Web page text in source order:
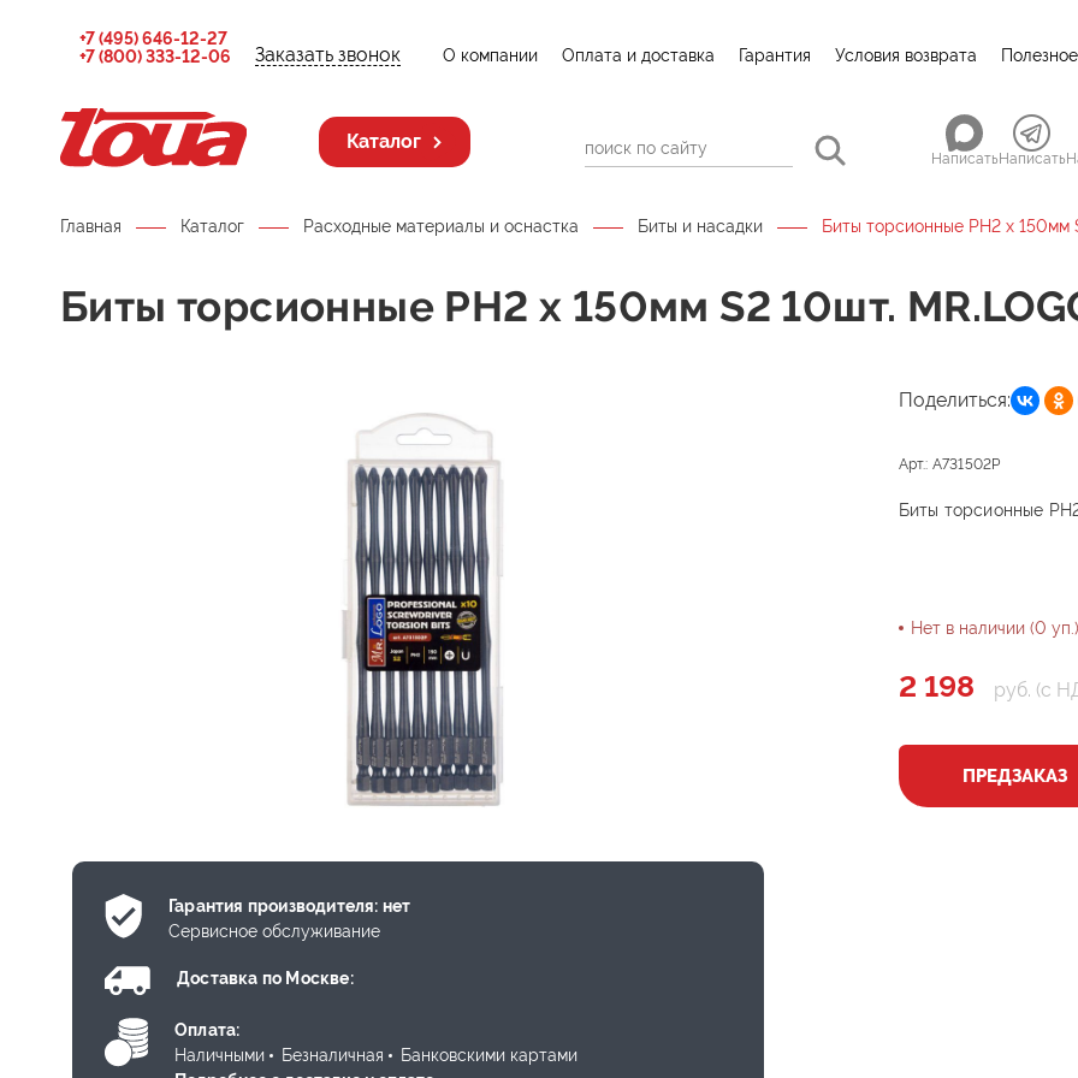
+7 (495) 646-12-27
+7 (800) 333-12-06
Заказать звонок О компании Оплата и доставка Гарантия Условия возврата Полезное
Каталог
Написать Написать
Главная Каталог Расходные материалы и оснастка Биты и насадки Биты торсионные PH2 х 150мм
Биты торсионные PH2 х 150мм S2 10шт.
Поделиться:
Арт.: A731502P
Биты торсионные
Нет в наличии (0 уп.)
2 198 руб. (с
ПРЕДЗАКАЗ
Гарантия производителя: нет
Сервисное обслуживание
Доставка по Москве:
Оплата:
Наличными
Безналичная
Банковскими картами